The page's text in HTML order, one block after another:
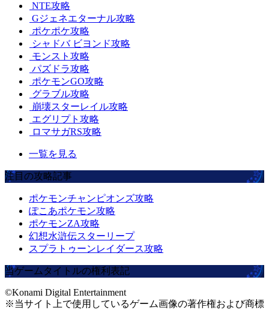
NTE攻略
Gジェネエターナル攻略
ポケポケ攻略
シャドバ ビヨンド攻略
モンスト攻略
パズドラ攻略
ポケモンGO攻略
グラブル攻略
崩壊スターレイル攻略
エグリプト攻略
ロマサガRS攻略
一覧を見る
注目の攻略記事
ポケモンチャンピオンズ攻略
ぽこあポケモン攻略
ポケモンZA攻略
幻想水滸伝スターリープ
スプラトゥーンレイダース攻略
当ゲームタイトルの権利表記
©Konami Digital Entertainment
※当サイト上で使用しているゲーム画像の著作権および商標